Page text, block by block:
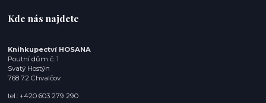
Kde nás najdete
Knihkupectví HOSANA
Poutní dům č. 1
Svatý Hostýn
768 72 Chvalčov
tel.: +420 603 279 290